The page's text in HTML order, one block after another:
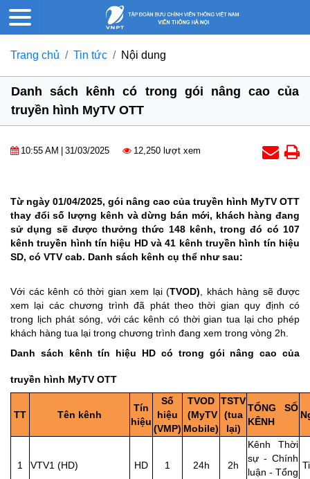
Trang chủ Tin tức Nội dung
Danh sách kênh có trong gói nâng cao của
truyền hình MyTV OTT
10:55 AM 31/03/2025 12,250 lượt xem
Từ ngày 01/04/2025, gói nâng cao của truyền hình MyTV OTT
thay đổi số lượng kênh và dừng bán mới, khách hàng đang
sử dụng sẽ được thưởng thức 148 kênh, trong đó có 107
kênh truyền hình tín hiệu HD và 41 kênh truyền hình tín hiệu
SD, có VTV cab. Danh sách kênh cụ thể như sau:
Với các kênh có thời gian xem lại (TVOD), khách hàng sẽ được
xem lại các chương trình đã phát theo thời gian quy định có
trong lịch phát sóng, với các kênh có thời gian tua lại cho phép
khách hàng tua lại trong chương trình đang xem trong vòng 2h.
Danh sách kênh tín hiệu HD có trong gói nâng cao của
truyền hình MyTV OTT
TT Tên kênh
Tín
hiệu
Số
hiệu
(VMP)
TVOD
(MyTV
Mobile)
TSTV
(tua
lại)
TỔNG SỐ
KÊNH
1 VTV1 (HD) HD 1 24h 2h
Kênh Thời
sự - Chính
luận - Tổng